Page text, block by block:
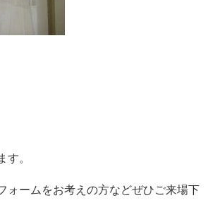
す。
ォームをお考えの方などぜひご来場下